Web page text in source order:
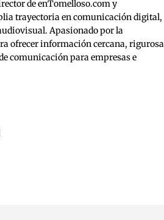
de enTomelloso.com y
trayectoria en comunicación digital,
Apasionado por la
ofrecer información cercana, rigurosa
comunicación para empresas e